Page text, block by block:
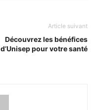
Article suivant
Découvrez les bénéfices
d’Unisep pour votre santé